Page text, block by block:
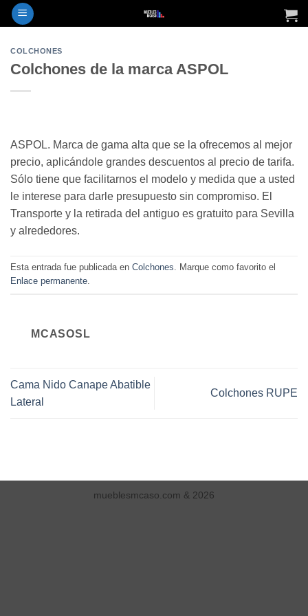
COLCHONES
Colchones de la marca ASPOL
ASPOL. Marca de gama alta que se la ofrecemos al mejor
precio, aplicándole grandes descuentos al precio de tarifa.
Sólo tiene que facilitarnos el modelo y medida que a usted
le interese para darle presupuesto sin compromiso. El
Transporte y la retirada del antiguo es gratuito para Sevilla
y alrededores.
Esta entrada fue publicada en Colchones . Marque como favorito el
Enlace permanente
MCASOSL
Cama Nido Canape Abatible
Lateral
Colchones RUPE
mueblesmcaso.com & 2026